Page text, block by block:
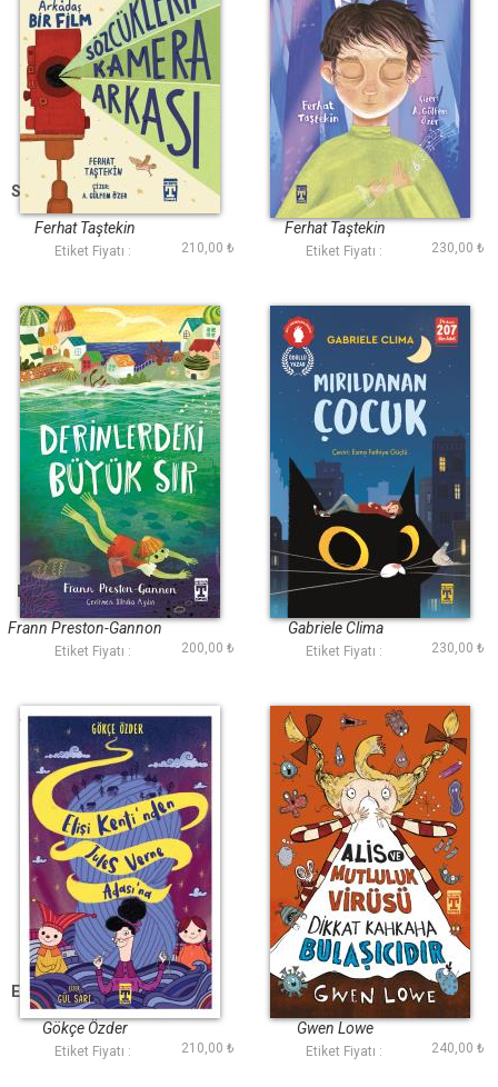
Sözcüklerin Kamera
Arkası
Ferhat Taştekin
Etiket Fiyatı : 210,00 ₺
Müziğin Rengi
Ferhat Taştekin
Etiket Fiyatı : 230,00 ₺
Derinlerdeki Büyük
Sır
Frann Preston-Gannon
Etiket Fiyatı : 200,00 ₺
Mırıldanan Çocuk
Gabriele Clima
Etiket Fiyatı : 230,00 ₺
Elişi Kentinden Jules
Verne Adasına
Gökçe Özder
Etiket Fiyatı : 210,00 ₺
Alis ve Mutluluk
Virüsü
Gwen Lowe
Etiket Fiyatı : 240,00 ₺